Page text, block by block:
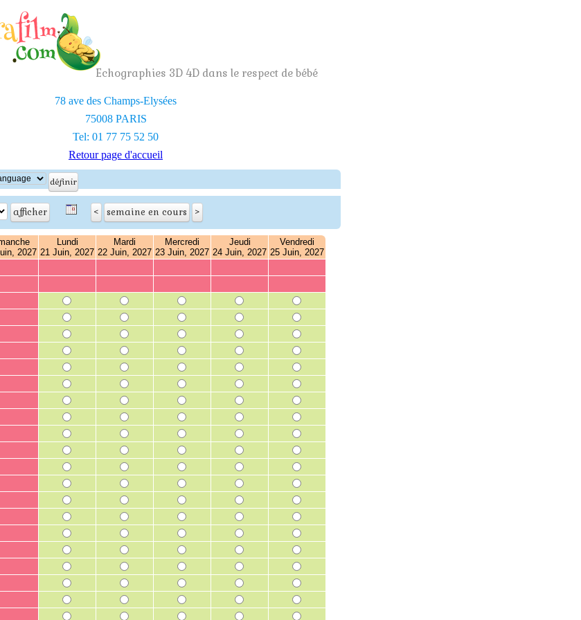
Echographies 3D 4D dans le respect de bébé
78 ave des Champs-Elysées
75008 PARIS
Tel: 01 77 75 52 50
Retour page d'accueil
2027
Lundi
21 Juin, 2027
Mardi
22 Juin, 2027
Mercredi
23 Juin, 2027
Jeudi
24 Juin, 2027
Vendredi
25 Juin, 2027